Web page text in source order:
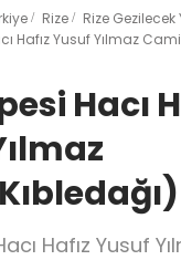
Rize
Rize Gezilecek
Hafız Yusuf Yılmaz
Hacı
Hafız Yusuf